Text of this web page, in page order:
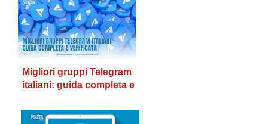
Migliori gruppi Telegram
italiani: guida completa e